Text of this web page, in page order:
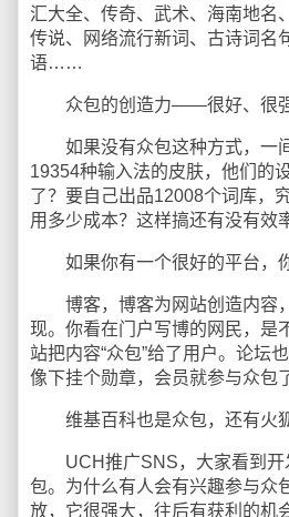
汇大全、传奇、武术、海南地名
传说、网络流行新词、古诗词名
语……
众包的创造力——很好、很强
如果没有众包这种方式，一
19354种输入法的皮肤，他们的
了？要自己出品12008个词库，
用多少成本？这样搞还有没有效
如果你有一个很好的平台，你
博客，博客为网站创造内容
现。你看在门户写博的网民，是
站把内容“众包”给了用户。论坛
像下挂个勋章，会员就参与众包
维基百科也是众包，还有火
UCH推广SNS，大家看到开
包。为什么有人会有兴趣参与众
放，它很强大，往后有获利的机